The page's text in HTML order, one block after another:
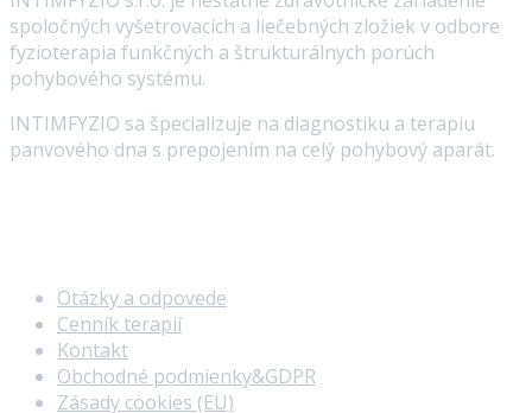
spoločných vyšetrovacích a liečebných zložiek v odbore
fyzioterapia funkčných a štrukturálnych porúch
pohybového systému.
INTIMFYZIO sa špecializuje na diagnostiku a terapiu
panvového dna s prepojením na celý pohybový aparát.
Otázky a odpovede
Cenník terapií
Kontakt
Obchodné podmienky&GDPR
Zásady cookies (EU)